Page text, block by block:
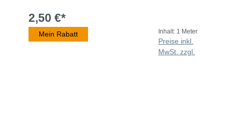
2,50 €*
Mein Rabatt Inhalt: 1 Meter
Preise inkl.
MwSt. zzgl.